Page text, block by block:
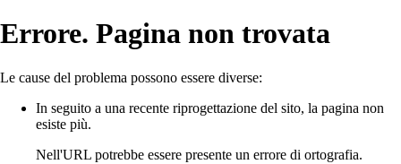
Errore. Pagina non trovata
Le cause del problema possono essere diverse:
In seguito a una recente riprogettazione del sito, la pagina non
esiste più.
Nell'URL potrebbe essere presente un errore di ortografia.